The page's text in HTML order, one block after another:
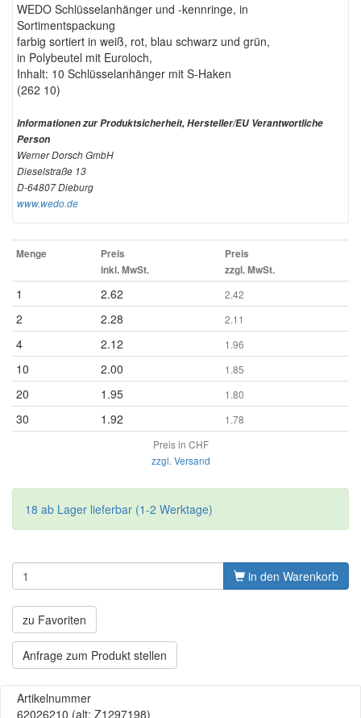
WEDO Schlüsselanhänger und -kennringe, in
Sortimentspackung
farbig sortiert in weiß, rot, blau schwarz und grün,
in Polybeutel mit Euroloch,
Inhalt: 10 Schlüsselanhänger mit S-Haken
(262 10)
Informationen zur Produktsicherheit, Hersteller/EU Verantwortliche
Person
Werner Dorsch GmbH
Dieselstraße 13
D-64807 Dieburg
www.wedo.de
Menge
Preis
inkl. MwSt.
Preis
zzgl. MwSt.
1 2.62 2.42
2 2.28 2.11
4 2.12 1.96
10 2.00 1.85
20 1.95 1.80
30 1.92
1.78
Preis in CHF
zzgl. Versand
18 ab Lager lieferbar (1-2 Werktage)
in den Warenkorb
zu Favoriten
Anfrage zum Produkt stellen
Artikelnummer
62026210 (alt: Z1297198)